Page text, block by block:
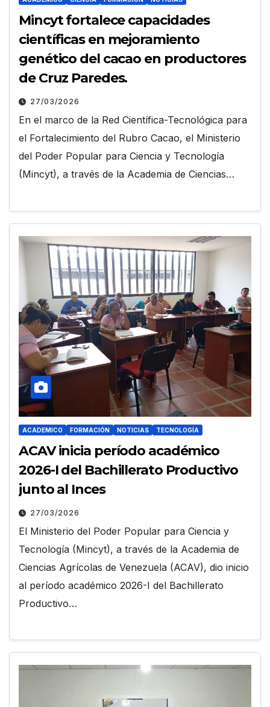
Mincyt fortalece capacidades
científicas en mejoramiento
genético del cacao en productores
de Cruz Paredes.
27/03/2026
En el marco de la Red Científica-Tecnológica para
el Fortalecimiento del Rubro Cacao, el Ministerio
del Poder Popular para Ciencia y Tecnología
(Mincyt), a través de la Academia de Ciencias…
ACADEMICO FORMACIÓN NOTICIAS TECNOLOGÍA
ACAV inicia período académico
2026-I del Bachillerato Productivo
junto al Inces
27/03/2026
El Ministerio del Poder Popular para Ciencia y
Tecnología (Mincyt), a través de la Academia de
Ciencias Agrícolas de Venezuela (ACAV), dio inicio
al período académico 2026-I del Bachillerato
Productivo…